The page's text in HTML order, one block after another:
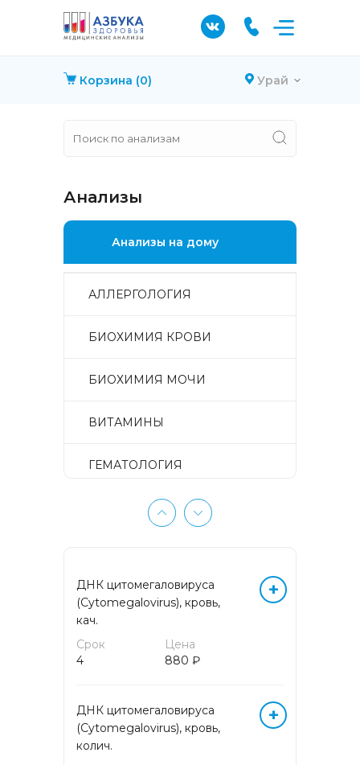
Корзина (0) Урай
Анализы
Анализы на дому
АЛЛЕРГОЛОГИЯ
БИОХИМИЯ КРОВИ
БИОХИМИЯ МОЧИ
ВИТАМИНЫ
ГЕМАТОЛОГИЯ
ГЕМОСТАЗ
ГИСТОЛОГИЧЕСКИЕ
ИССЛЕДОВАНИЯ
ГИСТОЛОГИЧЕСКИЕ
ГОРМОНЫ БИОЛОГИЧЕСКИХ
ЖИДКОСТЕЙ
ДНК цитомегаловируса
(Cytomegalovirus), кровь,
кач.
Срок
4
Цена
880 ₽
+
ДНК цитомегаловируса
(Cytomegalovirus), кровь,
колич.
+